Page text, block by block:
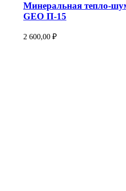
Минеральная тепло-
GEO П-15
2 600,00 ₽